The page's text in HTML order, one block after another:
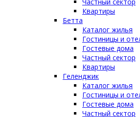
Квартиры
Бетта
Каталог жилья
Гостиницы и
Гостевые дома
Частный сектор
Квартиры
Геленджик
Каталог жилья
Гостиницы и
Гостевые дома
Частный сектор